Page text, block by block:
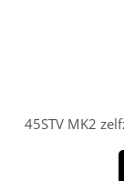
45STV MK2